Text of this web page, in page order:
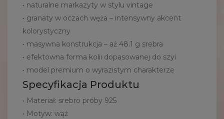
• naturalne markazyty w stylu vintage
• granaty w oczach węża – intensywny akcent
kolorystyczny
• masywna konstrukcja – aż 48.1 g srebra
• efektowna forma kolii dopasowanej do szyi
• model premium o wyrazistym charakterze
Specyfikacja Produktu
• Materiał: srebro próby 925
• Motyw: wąż